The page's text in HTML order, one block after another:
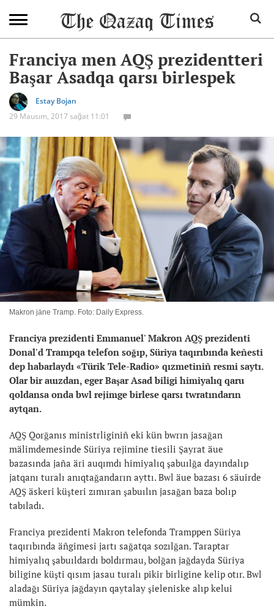
Franciya men AQŞ prezidentteri
Başar Asadqa qarsı birlespek
Estay Bojan
29 Mausım, 2017 sağat 11:01
Makron jäne Tramp. Foto: Daily Express.
Franciya prezidenti Emmanuel' Makron AQŞ prezidenti
Donal'd Trampqa telefon soğıp, Süriya taqırıbında keñesti
dep habarlaydı «Türik Tele-Radio» qızmetiniñ resmi saytı.
Olar bir auızdan, eger Başar Asad biligi himiyalıq qaru
qoldansa onda bwl rejimge birlese qarsı twratındarın
aytqan.
AQŞ Qorğanıs ministrliginiñ eki kün bwrın jasağan
mälimdemesinde Süriya rejimine tiesili Şayrat äue
bazasında jaña äri auqımdı himiyalıq şabuılğa dayındalıp
jatqanı turalı anıqtağandarın ayttı. Bwl äue bazası 6 säuirde
AQŞ äskeri küşteri zımıran şabuılın jasağan baza bolıp
tabıladı.
Franciya prezidenti Makron telefonda Tramppen Süriya
taqırıbında äñgimesi jartı sağatqa sozılğan. Taraptar
himiyalıq şabuıldardı boldırmau, bolğan jağdayda Süriya
biligine küşti qısım jasau turalı pikir birligine kelip otır. Bwl
aladağı Süriya jağdayın qaytalay şieleniske alıp kelui
mümkin.